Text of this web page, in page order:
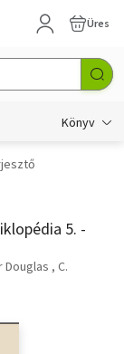
Üres
Könyv
5. -
Douglas
C.